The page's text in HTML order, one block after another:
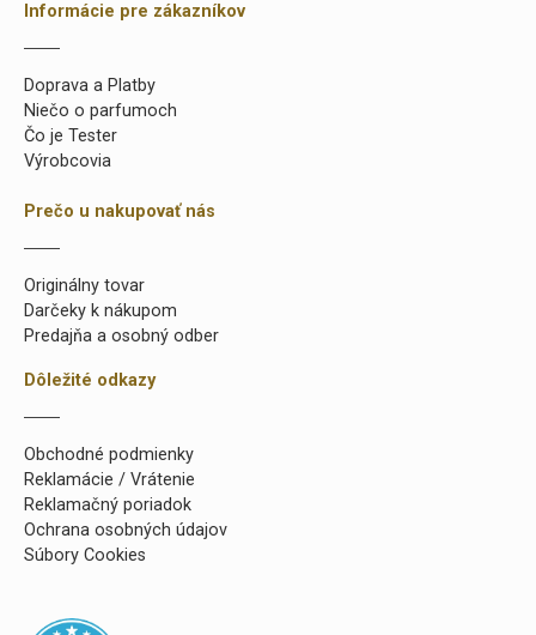
Informácie pre zákazníkov
Doprava a Platby
Niečo o parfumoch
Čo je Tester
Výrobcovia
Prečo u nakupovať nás
Originálny tovar
Darčeky k nákupom
Predajňa a osobný odber
Dôležité odkazy
Obchodné podmienky
Reklamácie / Vrátenie
Reklamačný poriadok
Ochrana osobných údajov
Súbory Cookies